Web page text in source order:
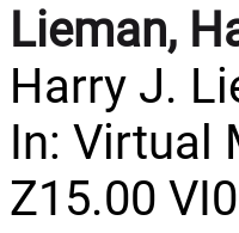
Lieman,
Harry J.
In: Virtual
Z15.00